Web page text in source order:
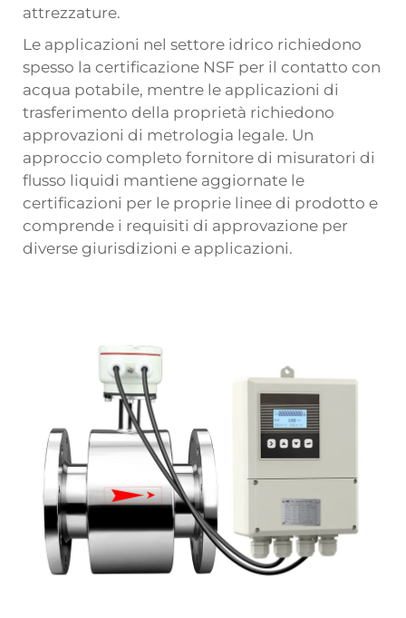
attrezzature.
Le applicazioni nel settore idrico richiedono
spesso la certificazione NSF per il contatto con
acqua potabile, mentre le applicazioni di
trasferimento della proprietà richiedono
approvazioni di metrologia legale. Un
approccio completo fornitore di misuratori di
flusso liquidi mantiene aggiornate le
certificazioni per le proprie linee di prodotto e
comprende i requisiti di approvazione per
diverse giurisdizioni e applicazioni.